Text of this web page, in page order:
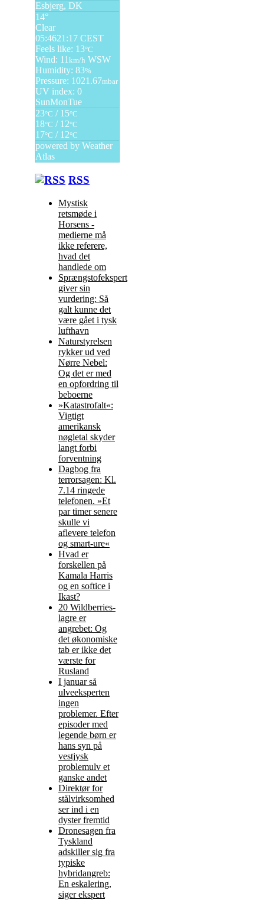
Esbjerg, DK
14°
Clear
05:4621:17 CEST
Feels like: 13°C
Wind: 11 km/h WSW
Humidity: 83%
Pressure: 1021.67mbar
UV index: 0
SunMonTue
23°C / 15°C
18°C / 12°C
17°C / 12°C
powered by Weather
Atlas
RSS
Mystisk
retsmøde i
Horsens -
medierne må
ikke referere,
hvad det
handlede om
Sprængstofekspert
giver sin
vurdering: Så
galt kunne det
være gået i tysk
lufthavn
Naturstyrelsen
rykker ud ved
Nørre Nebel:
Og det er med
en opfordring til
beboerne
»Katastrofalt«:
Vigtigt
amerikansk
nøgletal skyder
langt forbi
forventning
Dagbog fra
terrorsagen: Kl.
7.14 ringede
telefonen. »Et
par timer senere
skulle vi
aflevere telefon
og smart-ure«
Hvad er
forskellen på
Kamala Harris
og en softice i
Ikast?
20 Wildberries-
lagre er
angrebet: Og
det økonomiske
tab er ikke det
værste for
Rusland
I januar så
ulveeksperten
ingen
problemer. Efter
episoder med
legende børn er
hans syn på
vestjysk
problemulv et
ganske andet
Direktør for
stålvirksomhed
ser ind i en
dyster fremtid
Dronesagen fra
Tyskland
adskiller sig fra
typiske
hybridangreb:
En eskalering,
siger ekspert